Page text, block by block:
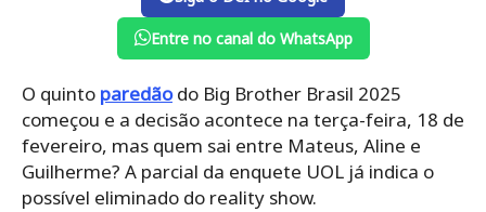
Entre no canal do WhatsApp
O quinto paredãodo Big Brother Brasil 2025
começou e a decisão acontece na terça-feira, 18 de
fevereiro, mas quem sai entre Mateus, Aline e
Guilherme? A parcial da enquete UOL já indica o
possível eliminado do reality show.